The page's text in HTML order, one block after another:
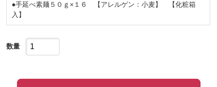
●手延べ素麺５０ｇ×１６ 【アレルゲン：小麦】 【化粧箱
入】
数量